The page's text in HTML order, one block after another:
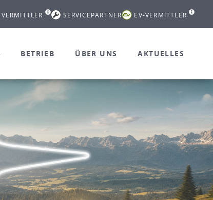
VERMITTLER SERVICEPARTNER EV-VERMITTLER
BETRIEB ÜBER UNS AKTUELLES